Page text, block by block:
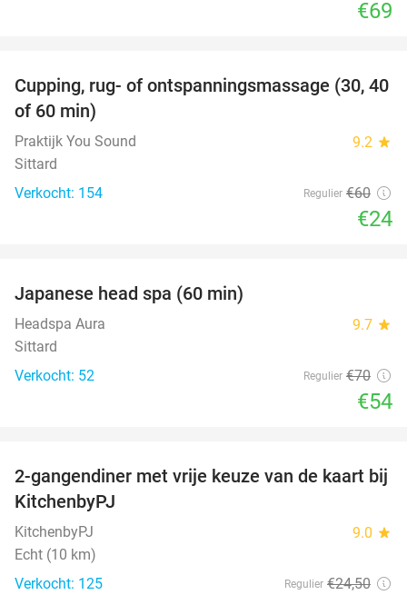
€69
60%
Cupping, rug- of ontspanningsmassage (30, 40
of 60 min)
Praktijk You Sound 9.2 star
Sittard
Verkocht: 154
Regulier €60
€24
Japanese head spa (60 min)
Headspa Aura 9.7 star
Sittard
Verkocht: 52
Regulier €70
€54
23%
2-gangendiner met vrije keuze van de kaart bij
KitchenbyPJ
KitchenbyPJ 9.0 star
Echt (10 km)
Verkocht: 125
Regulier €24,50